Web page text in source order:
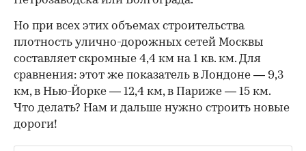
Но при всех этих объемах строительства
плотность улично-дорожных сетей Москвы
составляет скромные 4,4 км на 1 кв. км. Для
сравнения: этот же показатель в Лондоне — 9,3
км, в Нью-Йорке — 12,4 км, в Париже — 15 км.
Что делать? Нам и дальше нужно строить новые
дороги!